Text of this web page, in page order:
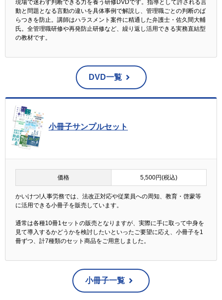
現場で迷わず判断できる力を養う研修DVDです。指導として許される言
動と問題となる言動の違いを具体事例で解説し、管理職ごとの判断のば
らつきを防止。講師はハラスメント案件に精通した弁護士・佐久間大輔
氏。全管理職研修や再発防止研修など、繰り返し活用できる実務直結型
の教材です。
DVD一覧
小冊子サンプルセット
価格 5,500円(税込)
かいけつ!人事労務では、法改正対応や従業員への周知、教育・啓蒙等
に活用できる小冊子を販売しています。
通常は各種10冊1セットの販売となりますが、実際に手に取って中身を
見て導入するかどうかを検討したいといったご要望に応え、小冊子を1
冊ずつ、計7種類のセット商品をご用意しました。
小冊子一覧